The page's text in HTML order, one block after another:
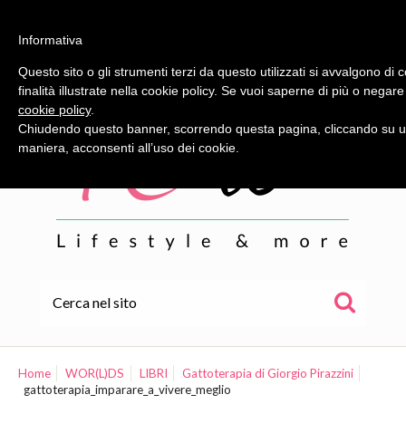
WOR(L)DS
Home WOR(L)DS LIBRI
Gattoterapia di Giorgio Pirazzini
gattoterapia_imparare_a_vivere_meglio
Informativa
Questo sito o gli strumenti terzi da questo utilizzati si avvalgono di
finalità illustrate nella cookie policy. Se vuoi saperne di più o
cookie policy.
Chiudendo questo banner, scorrendo questa pagina, cliccando su
maniera, acconsenti all’uso dei cookie.